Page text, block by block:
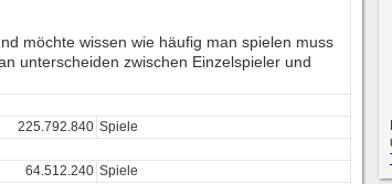
möchte wissen wie häufig man spielen muss
unterscheiden zwischen Einzelspieler und
225.792.840 Spiele
64.512.240 Spiele